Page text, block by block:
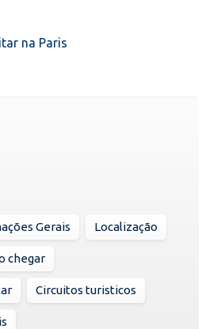
na Paris
Gerais Localização
chegar
Circuitos turisticos